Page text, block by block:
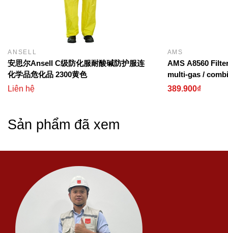
tiếp xúc kéo dài với dầu mỡ hoặc chịu lực kéo giãn
3. Tối ưu hóa độ linh hoạt và
Độ đàn hồi và ôm sát:
cầm nắm dụng cụ, điều khiển máy móc hoặc thực
Bề mặt chống trượt:
Lòng bàn tay được xử lý tạo
bám dính, đảm bảo cầm chắc chắn các vật dụng
4. Độ bền bỉ và thoải mái khi sử
thời gian.
Thoải mái cho da tay:
Thiết kế bên trong giúp hạn
người lao động yên tâm đeo liên tục trong suốt ca
Ứng dụng phổ biến
ANSELL
安思尔Ansell C级防化服耐酸碱防护服连
化学品危化品 2300黄色
Liên hệ
AMS
AMS A8560
multi-gas /
vapors, acid
389.900₫
Sản phẩm đã xem